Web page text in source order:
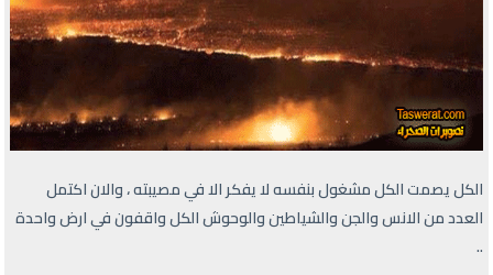
الكل يصمت الكل مشغول بنفسه لا يفكر الا في مصيبته ، والان اكتمل
العدد من الانس والجن والشياطين والوحوش الكل واقفون في ارض واحدة
..